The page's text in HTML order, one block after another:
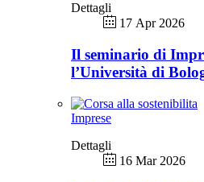
Dettagli
17 Apr 2026
Il seminario di
l’Università di
Imprese
Dettagli
16 Mar 2026